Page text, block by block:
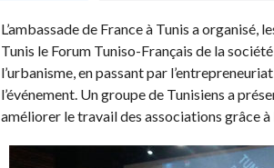
L’ambassade de France à Tunis a organisé,
Tunis le Forum Tuniso-Français de la
l’urbanisme, en passant par
l’événement. Un groupe de Tunisiens a
améliorer le travail des associations grâce